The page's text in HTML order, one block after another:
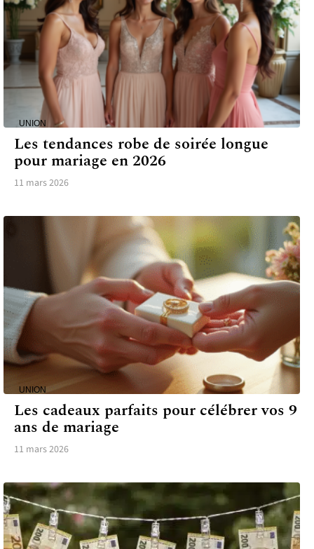
UNION
Les tendances robe de soirée longue
pour mariage en 2026
11 mars 2026
UNION
Les cadeaux parfaits pour célébrer vos 9
ans de mariage
11 mars 2026